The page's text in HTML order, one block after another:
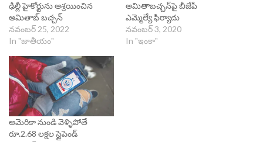
ఢిల్లీ హైకోర్టును ఆశ్రయించిన
అమితాబ్ బచ్చన్‌
నవంబర్ 25, 2022
In "జాతీయం"
అమితాబచ్చన్‌పై బీజేపీ
ఎమ్మెల్యే ఫిర్యాదు
నవంబర్ 3, 2020
In "ఇంకా"
అమెరికా నుండి వెళ్ళిపోతే
రూ.2.68 లక్షల స్టైపెండ్​